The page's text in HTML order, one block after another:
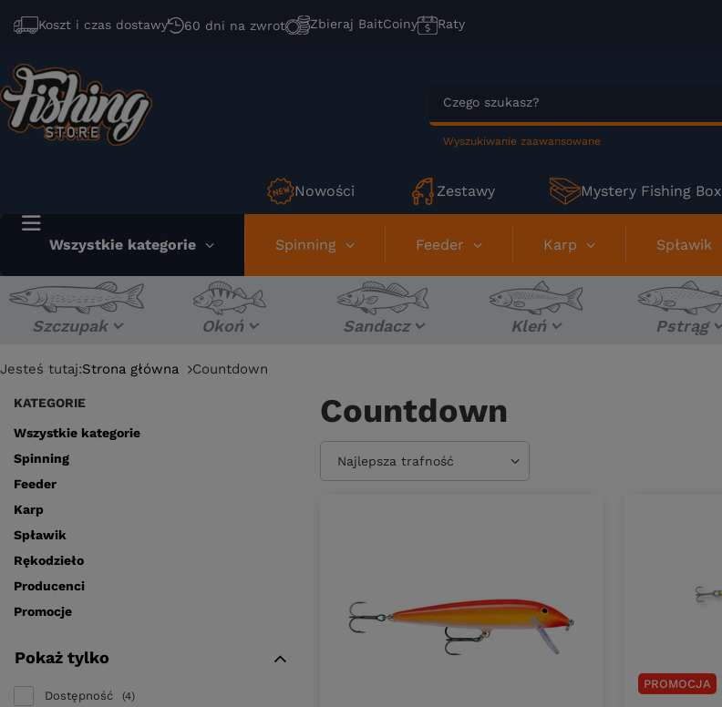
Koszt i czas dostawy 60 dni na zwrot Zbieraj BaitCoiny Raty
Wyszukiwanie zaawansowane
Nowości Zestawy Mystery Fishing Box
Wszystkie kategorie Spinning Feeder Karp Spławik
Szczupak Okoń Sandacz Kleń Pstrąg
Jesteś tutaj:Strona główna Countdown
KATEGORIE
Wszystkie kategorie
Spinning
Feeder
Karp
Spławik
Rękodzieło
Producenci
Promocje
Pokaż tylko
Dostępność 4
Countdown
Zmień sortowanie
Najlepsza trafność
PROMOCJA